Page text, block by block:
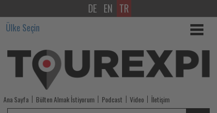
TVG
ve
Reiseland
Franchise
2026'da
DE EN TR
Ülke Seçin
Ana Sayfa Bülten Almak İstiyorum Podcast Video İletişim